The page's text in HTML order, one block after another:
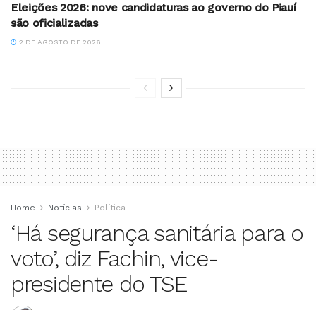
Eleições 2026: nove candidaturas ao governo do Piauí
são oficializadas
2 DE AGOSTO DE 2026
Home Notícias Política
‘Há segurança sanitária para o
voto’, diz Fachin, vice-
presidente do TSE